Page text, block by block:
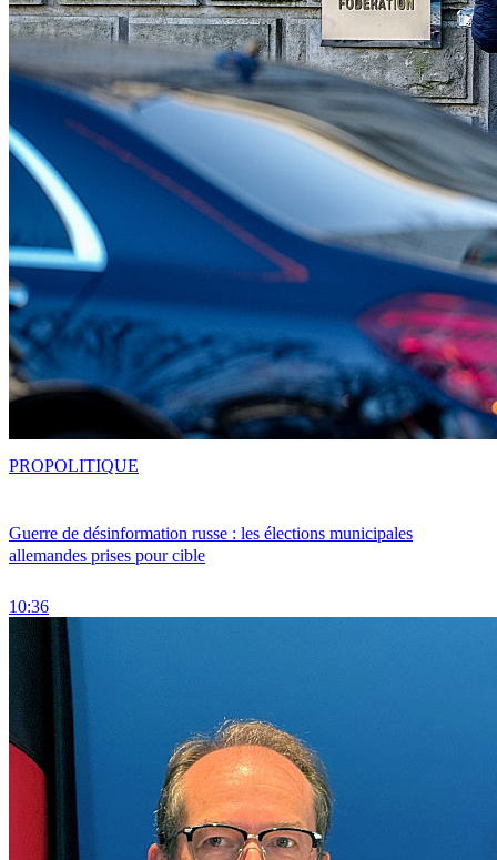
Guerre de désinformation russe : les élections municipales
allemandes prises pour cible
10:36
PROPOLITIQUE